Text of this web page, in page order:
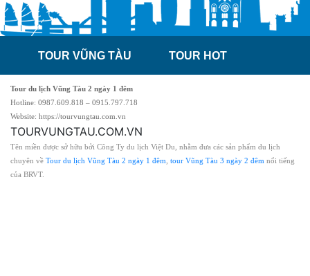
TOUR VŨNG TÀU TOUR HOT
Tour du lịch Vũng Tàu 2 ngày 1 đêm
Hotline: 0987.609.818 – 0915.797.718
Website: https://tourvungtau.com.vn
TOURVUNGTAU.COM.VN
Tên miền được sở hữu bởi Công Ty du lịch Việt Du, nhằm đưa các sản phẩm du lịch
chuyên về Tour du lịch Vũng Tàu 2 ngày 1 đêm tour Vũng Tàu 3 ngày 2 đêm nổi tiếng
của BRVT.